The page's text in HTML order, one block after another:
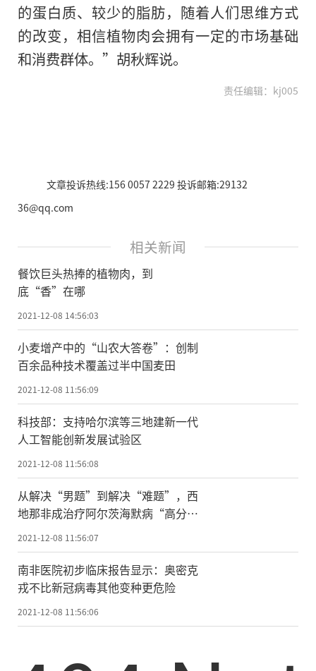
的蛋白质、较少的脂肪，随着人们思维方式
的改变，相信植物肉会拥有一定的市场基础
和消费群体。”胡秋辉说。
责任编辑：kj005
文章投诉热线:156 0057 2229 投诉邮箱:29132
36@qq.com
相关新闻
餐饮巨头热捧的植物肉，到
底“香”在哪
2021-12-08 14:56:03
小麦增产中的“山农大答卷”：创制
百余品种技术覆盖过半中国麦田
2021-12-08 11:56:09
科技部：支持哈尔滨等三地建新一代
人工智能创新发展试验区
2021-12-08 11:56:08
从解决“男题”到解决“难题”，西
地那非成治疗阿尔茨海默病“高分选
手”
2021-12-08 11:56:07
南非医院初步临床报告显示：奥密克
戎不比新冠病毒其他变种更危险
2021-12-08 11:56:06